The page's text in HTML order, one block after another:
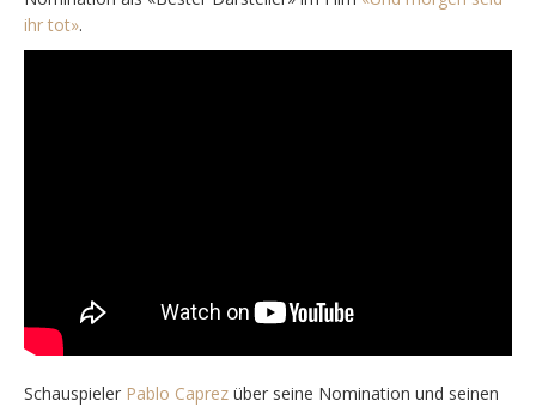
ihr tot».
Schauspieler Pablo Caprez über seine Nomination und seinen